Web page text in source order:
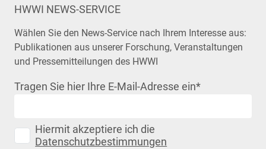
HWWI NEWS-SERVICE
Wählen Sie den News-Service nach Ihrem Interesse aus:
Publikationen aus unserer Forschung, Veranstaltungen
und Pressemitteilungen des HWWI
Tragen Sie hier Ihre E-Mail-Adresse ein*
Hiermit akzeptiere ich die
Datenschutzbestimmungen